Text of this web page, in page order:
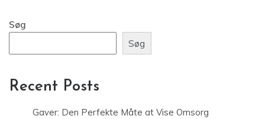
Søg
Søg
Recent Posts
Gaver: Den Perfekte Måte at Vise Omsorg